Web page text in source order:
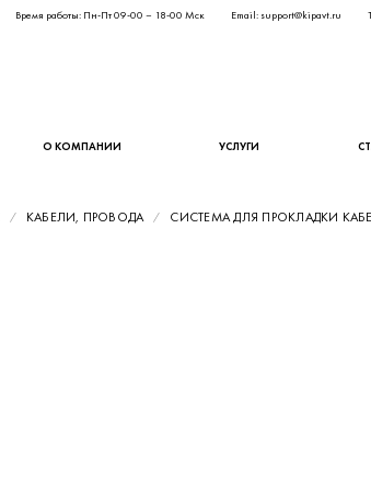
Время работы: Пн-Пт 09-00 – 18-00 Мск Email: support@kipavt.ru
О КОМПАНИИ УСЛУГИ
КАБЕЛИ, ПРОВОДА СИСТЕМА ДЛЯ ПРОКЛАДКИ